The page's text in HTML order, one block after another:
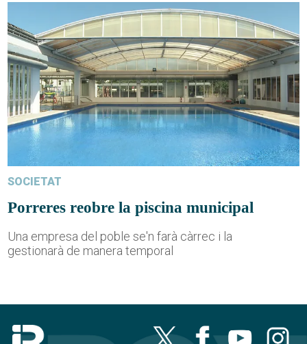
SOCIETAT
Porreres reobre la piscina municipal
Una empresa del poble se'n farà càrrec i la
gestionarà de manera temporal